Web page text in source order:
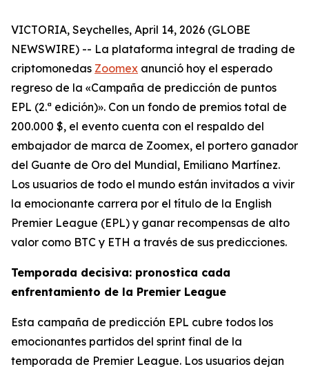
VICTORIA, Seychelles, April 14, 2026 (GLOBE
NEWSWIRE) -- La plataforma integral de trading de
criptomonedas Zoomex anunció hoy el esperado
regreso de la «Campaña de predicción de puntos
EPL (2.ª edición)». Con un fondo de premios total de
200.000 $, el evento cuenta con el respaldo del
embajador de marca de Zoomex, el portero ganador
del Guante de Oro del Mundial, Emiliano Martínez.
Los usuarios de todo el mundo están invitados a vivir
la emocionante carrera por el título de la English
Premier League (EPL) y ganar recompensas de alto
valor como BTC y ETH a través de sus predicciones.
Temporada decisiva: pronostica cada
enfrentamiento de la Premier League
Esta campaña de predicción EPL cubre todos los
emocionantes partidos del sprint final de la
temporada de Premier League. Los usuarios dejan